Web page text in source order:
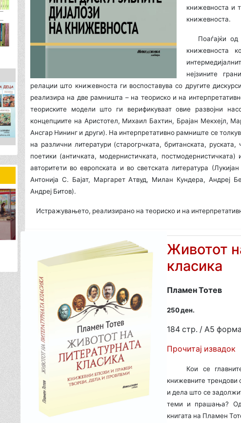
книжeвноста и
книжевноста.
Поаѓајќи од
книжевноста
нејзините
релации што книжевноста ги воспоставува со другите
реализира на две рамништа – на теориско и на
теориските модели што ги верификуваат овие развојни
концепциите на Аристотел, Михаил Бахтин, Брајан Мекхејл,
Ансгар Нининг и други). На интерпретативно рамниште се
на различни литератури (старогрчката, британската,
поетики (античката, модернистичката,
авторитети во европската и во светската литература
Антонија С. Бајат, Маргарет Атвуд, Милан Кундера, Андреј
Андреј Битов).
Истражувањето, реализирано на теориско и на
Животот
класика
Пламен Тотев
250 ден.
184 стр. / A5
Прочитај извадок
Кои се
книжевните трендови
и дела што се
теми и прашања?
книгата на Пламен